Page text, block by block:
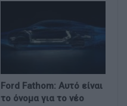
Ford Fathom: Αυτό είναι
το όνομα για το νέο